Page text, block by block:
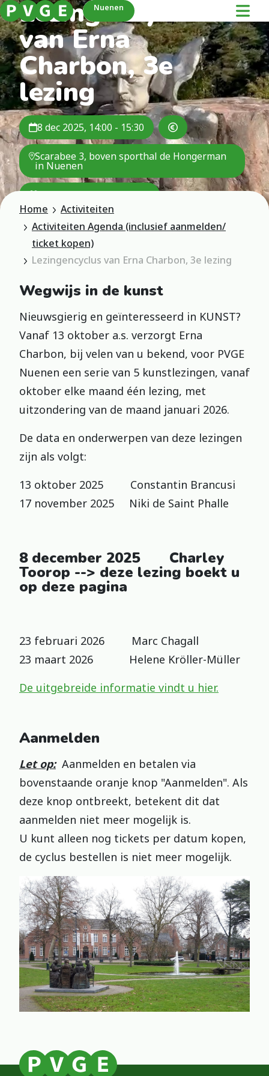
Nuenen
Lezingencyclus
van Erna
Charbon, 3e
lezing
8 dec 2025, 14:00 - 15:30
Scarabee 3, boven sporthal de Hongerman
in Nuenen
Evenementen commissie
Home
Activiteiten
Activiteiten Agenda (inclusief aanmelden/
ticket kopen)
Lezingencyclus van Erna Charbon, 3e lezing
Wegwijs in de kunst
Nieuwsgierig en geïnteresseerd in KUNST?
Vanaf 13 oktober a.s. verzorgt Erna
Charbon, bij velen van u bekend, voor PVGE
Nuenen een serie van 5 kunstlezingen, vanaf
oktober elke maand één lezing, met
uitzondering van de maand januari 2026.
De data en onderwerpen van deze lezingen
zijn als volgt:
13 oktober 2025 Constantin Brancusi
17 november 2025 Niki de Saint Phalle
8 december 2025 Charley
Toorop --> deze lezing boekt u
op deze pagina
23 februari 2026 Marc Chagall
23 maart 2026 Helene Kröller-Müller
De uitgebreide informatie vindt u hier.
Aanmelden
Let op: Aanmelden en betalen via
bovenstaande oranje knop "Aanmelden". Als
deze knop ontbreekt, betekent dit dat
aanmelden niet meer mogelijk is.
U kunt alleen nog tickets per datum kopen,
de cyclus bestellen is niet meer mogelijk.